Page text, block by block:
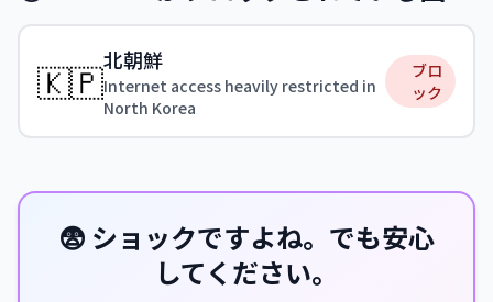
🇰🇵北朝鮮
Internet access heavily restricted in
North Korea
ブロ
ック
😨 ショックですよね。でも安心
してください。